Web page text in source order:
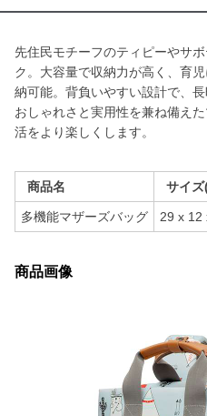
先住民モチーフのティピーやサ
ク。大容量で収納力が高く、育
納可能。背負いやすい設計で、
おしゃれさと実用性を兼ね備え
活をより楽しくします。
商品名 サイ
多機能マザーズバッグ 29 x 12
商品画像